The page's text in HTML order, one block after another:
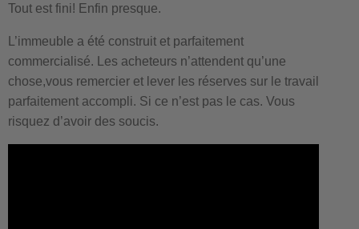
Tout est fini! Enfin presque.
L’immeuble a été construit et parfaitement
commercialisé. Les acheteurs n’attendent qu’une
chose,vous remercier et lever les réserves sur le travail
parfaitement accompli. Si ce n’est pas le cas. Vous
risquez d’avoir des soucis.